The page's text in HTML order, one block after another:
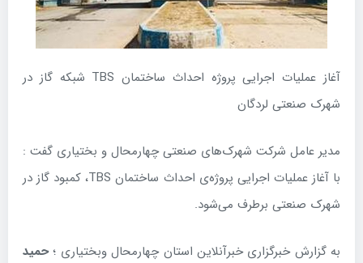
آغاز عملیات اجرایی پروژه احداث ساختمان TBS شبکه گاز در
شهرک صنعتی لردگان
مدیر عامل شرکت شهرک‌های صنعتی چهارمحال و بختیاری گفت :
با آغاز عملیات اجرایی پروژه‌ی احداث ساختمان TBS، کمبود گاز در
شهرک صنعتی برطرف می‌شود.
به گزارش خبرگزاری خبرآنلاین استان چهارمحال وبختیاری ؛حمید